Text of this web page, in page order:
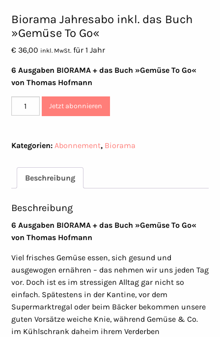
Biorama Jahresabo inkl. das Buch
»Gemüse To Go«
€36,00 inkl. MwSt. für 1 Jahr
6 Ausgaben BIORAMA + das Buch »Gemüse To Go«
von Thomas Hofmann
Biorama
Jahresabo
Buch
Go«
Jetzt abonnieren
Kategorien: Abonnement, Biorama
Beschreibung
Beschreibung
6 Ausgaben BIORAMA + das Buch »Gemüse To Go«
von Thomas Hofmann
Viel frisches Gemüse essen, sich gesund und
ausgewogen ernähren – das nehmen wir uns jeden Tag
vor. Doch ist es im stressigen Alltag gar nicht so
einfach. Spätestens in der Kantine, vor dem
Supermarktregal oder beim Bäcker bekommen unsere
guten Vorsätze weiche Knie, während Gemüse & Co.
im Kühlschrank daheim ihrem Verderben